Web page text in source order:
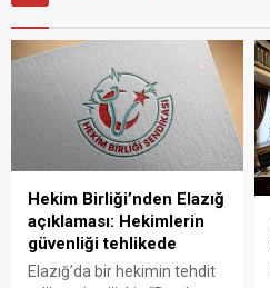
Hekim Birliği’nden Elazığ
açıklaması: Hekimlerin
güvenliği tehlikede
Elazığ’da bir hekimin tehdit